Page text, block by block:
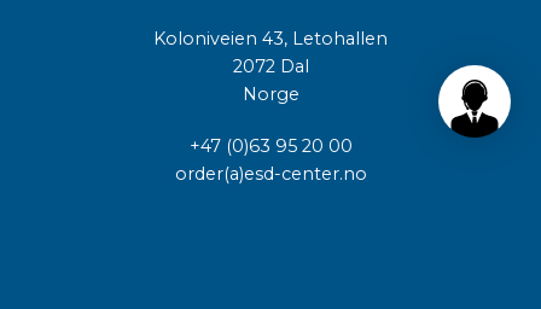
Koloniveien 43, Letohallen
2072 Dal
Norge
+47 (0)63 95 20 00
order(a)esd-center.no